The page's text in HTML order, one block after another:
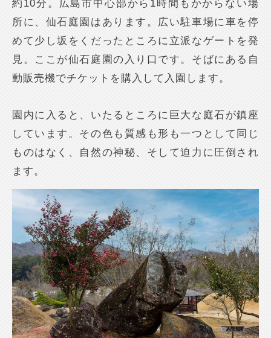
約10分。広島市中心部から1時間もかからない場
所に、仙石庭園はあります。広い駐車場に車を停
めて少し坂をくだったところに立派なゲートを発
見。ここが仙石庭園の入り口です。そばにある自
動販売機でチケットを購入して入園します。
園内に入ると、いたるところに巨大な庭石が鎮座
しています。その色も質感も形も一つとして同じ
ものはなく、自然の神秘、そして迫力に圧倒され
ます。